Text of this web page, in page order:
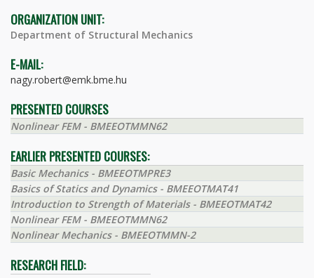
ORGANIZATION UNIT:
Department of Structural Mechanics
E-MAIL:
nagy.robert@emk.bme.hu
PRESENTED COURSES
Nonlinear FEM - BMEEOTMMN62
EARLIER PRESENTED COURSES:
Basic Mechanics - BMEEOTMPRE3
Basics of Statics and Dynamics - BMEEOTMAT41
Introduction to Strength of Materials - BMEEOTMAT42
Nonlinear FEM - BMEEOTMMN62
Nonlinear Mechanics - BMEEOTMMN-2
RESEARCH FIELD: